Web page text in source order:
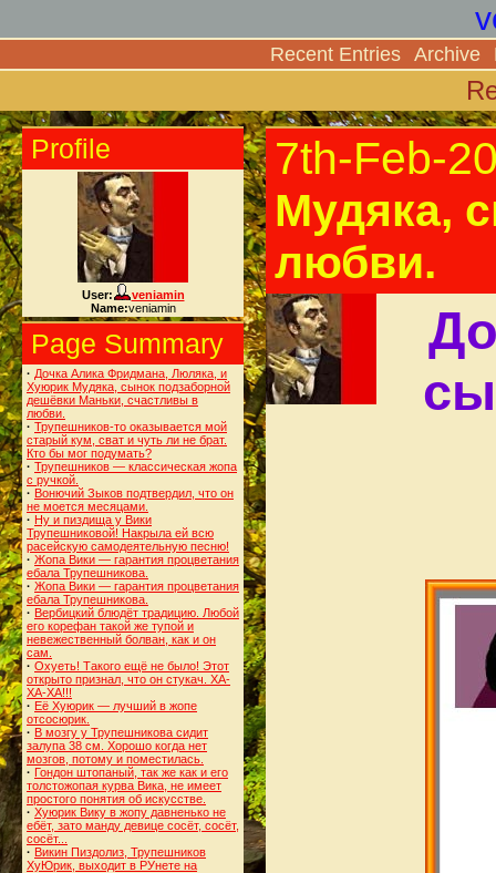
Recent Entries Archive
Profile
User:
veniamin
Name:veniamin
Page Summary
· Дочка Алика Фридмана, Люляка, и
Хуюрик Мудяка, сынок подзаборной
дешёвки Маньки, счастливы в
любви.
· Трупешников-то оказывается мой
старый кум, сват и чуть ли не брат.
Кто бы мог подумать?
· Трупешников — классическая жопа
с ручкой.
· Вонючий Зыков подтвердил, что он
не моется месяцами.
· Ну и пиздища у Вики
Трупешниковой! Накрыла ей всю
расейскую самодеятельную песню!
· Жопа Вики — гарантия процветания
ебала Трупешникова.
· Жопа Вики — гарантия процветания
ебала Трупешникова.
· Вербицкий блюдёт традицию. Любой
его корефан такой же тупой и
невежественный болван, как и он
сам.
· Охуеть! Такого ещё не было! Этот
открыто признал, что он стукач. ХА-
ХА-ХА!!!
· Её Хуюрик — лучший в жопе
отсосюрик.
· В мозгу у Трупешникова сидит
залупа 38 см. Хорошо когда нет
мозгов, потому и поместилась.
· Гондон штопаный, так же как и его
толстожопая курва Вика, не имеет
простого понятия об искусстве.
· Хуюрик Вику в жопу давненько не
ебёт, зато манду девице сосёт, сосёт,
сосёт...
· Викин Пиздолиз, Трупешников
ХуЮрик, выходит в РУнете на
7th-Feb-
Мудяка,
любви.